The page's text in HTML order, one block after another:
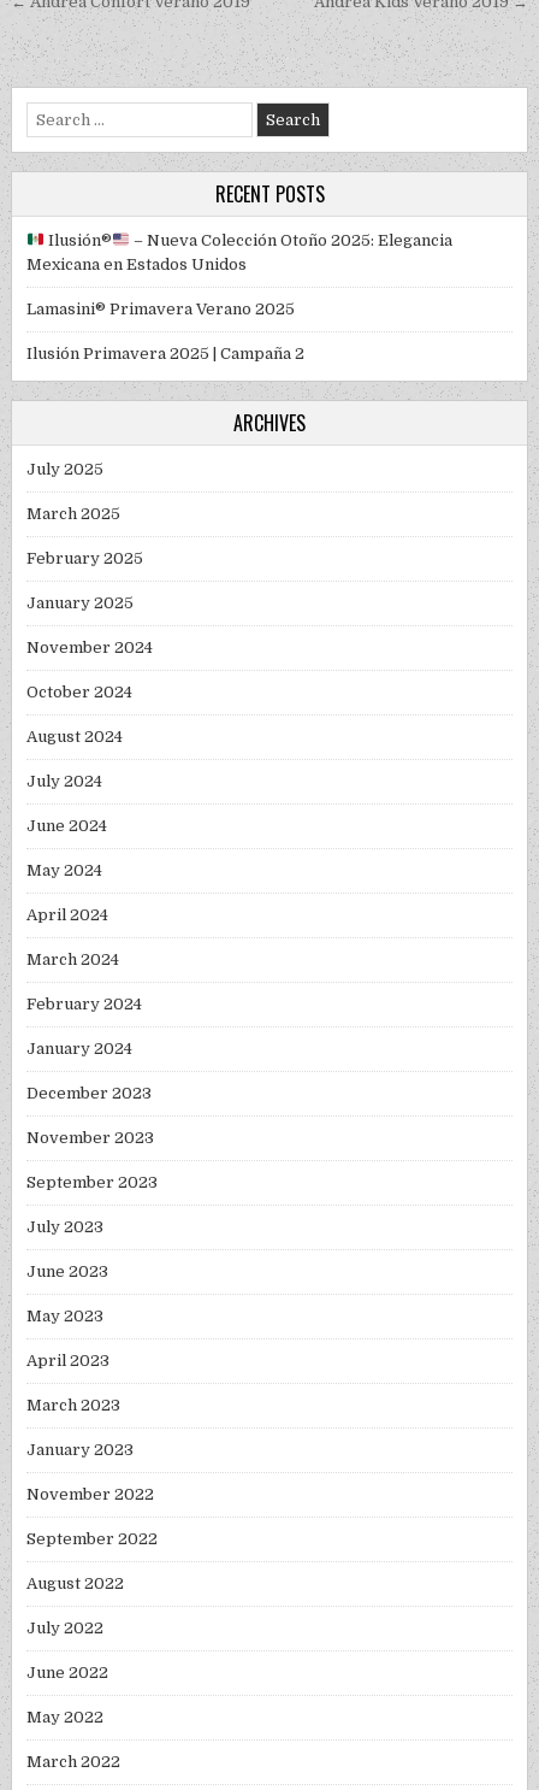
Search for:
RECENT POSTS
Ilusión®️
– Nueva Colección Otoño 2025: Elegancia
Mexicana en Estados Unidos
Lamasini® Primavera Verano 2025
Ilusión Primavera 2025 | Campaña 2
ARCHIVES
July 2025
March 2025
February 2025
January 2025
November 2024
October 2024
August 2024
July 2024
June 2024
May 2024
April 2024
March 2024
February 2024
January 2024
December 2023
November 2023
September 2023
July 2023
June 2023
May 2023
April 2023
March 2023
January 2023
November 2022
September 2022
August 2022
July 2022
June 2022
May 2022
March 2022